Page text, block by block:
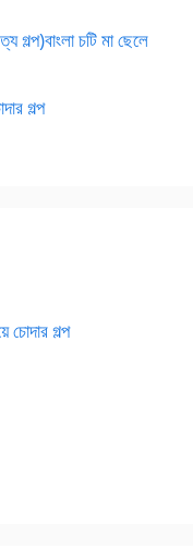
গল্প)বাংলা চটি মা ছেলে
গল্প
গল্প